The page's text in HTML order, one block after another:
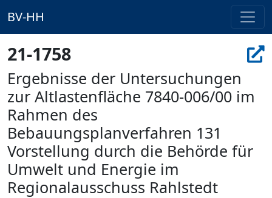
BV-HH
21-1758
Ergebnisse der Untersuchungen
zur Altlastenfläche 7840-006/00 im
Rahmen des
Bebauungsplanverfahren 131
Vorstellung durch die Behörde für
Umwelt und Energie im
Regionalausschuss Rahlstedt